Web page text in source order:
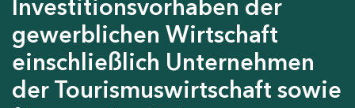
Investitionsvorhaben der
gewerblichen Wirtschaft
einschließlich Unternehmen
der Tourismuswirtschaft sowie